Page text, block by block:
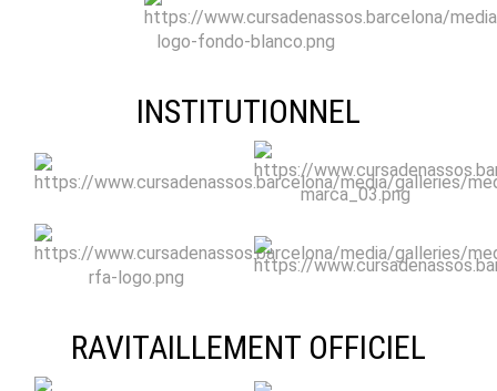
INSTITUTIONNEL
RAVITAILLEMENT OFFICIEL